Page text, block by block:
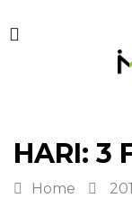
HARI: 3
Home